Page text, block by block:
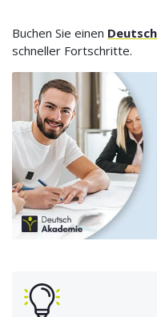
Buchen Sie einen
schneller Fortschritte.